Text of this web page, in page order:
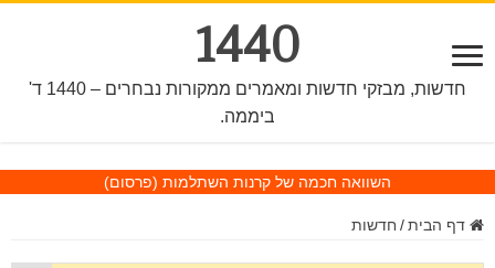
1440
חדשות, מבזקי חדשות ומאמרים ממקורות נבחרים – 1440 ד'
ביממה.
השוואה חכמה של קרנות השתלמות (פרסום)
דף הבית / חדשות